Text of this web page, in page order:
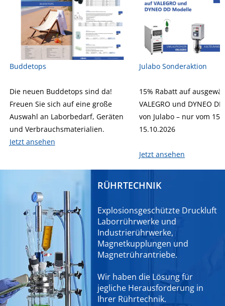
Buddetops
Die neuen Buddetops sind da!
Freuen Sie sich auf eine große
Auswahl an Laborbedarf, Geräten
und Verbrauchsmaterialien.
Jetzt ansehen
Julabo Sonderaktion
15% Rabatt auf
VALEGRO und DYNEO
von Julabo – nur vom
15.10.2026
Jetzt ansehen
RÜHRTECHNIK
Explosionsgeschützte Druckluft
Laborrührwerke und
Industrierührwerke,
Magnetkupplungen und
Magnetrührantriebe.
Wir haben die Lösung für
jegliche Herausforderung in
Ihrer Rührtechnik.